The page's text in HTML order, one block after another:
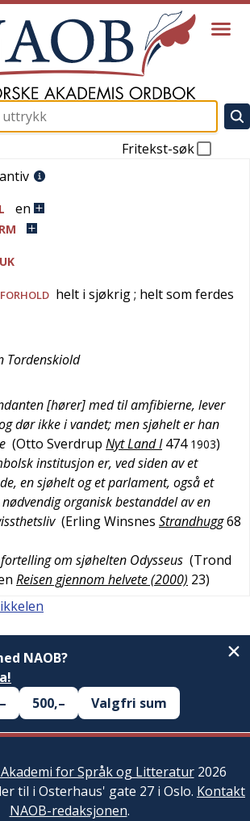
Fritekst-søk
en
helt i sjøkrig; helt som ferdes
Tordenskiold
[hører] med til amfibierne, lever
dør ikke i vandet; men sjøhelt er han
(Otto Sverdrup Nyt Land I 474 1903)
institusjon er, ved siden av et
en sjøhelt og et parlament, også et
organisk bestanddel av en
(Erling Winsnes Strandhugg68
om sjøhelten Odysseus (Trond
Reisen gjennom helvete (2000) 23)
NAOB?
500,– Valgfri sum
for Språk og Litteratur2026
til i Osterhaus' gate 27 i Oslo. Kontakt
NAOB-redaksjonen.